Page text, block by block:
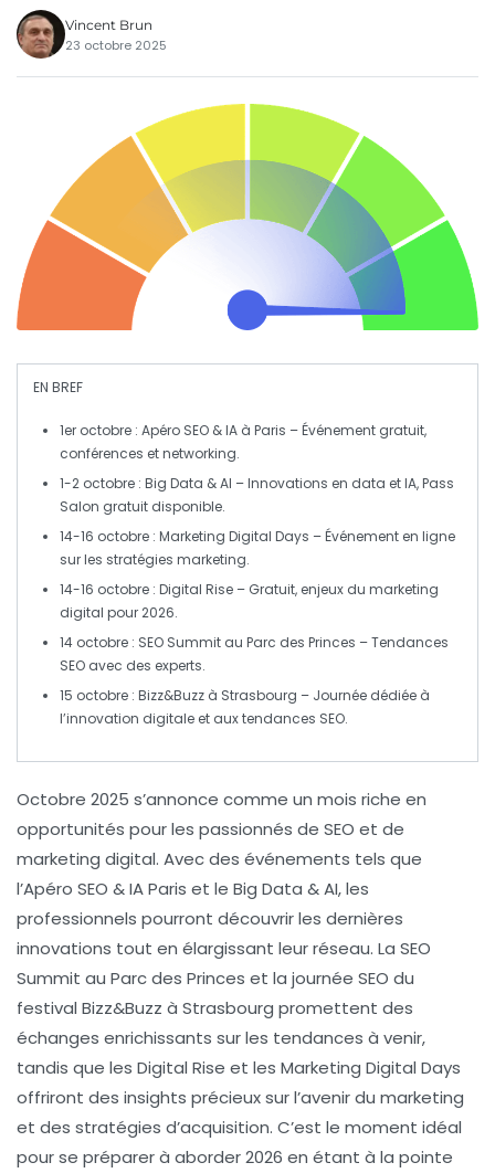
Vincent Brun
23 octobre 2025
EN BREF
1er octobre : Apéro SEO & IA à Paris – Événement gratuit,
conférences et networking.
1-2 octobre : Big Data & AI – Innovations en data et IA, Pass
Salon gratuit disponible.
14-16 octobre : Marketing Digital Days – Événement en ligne
sur les stratégies marketing.
14-16 octobre : Digital Rise – Gratuit, enjeux du marketing
digital pour 2026.
14 octobre : SEO Summit au Parc des Princes – Tendances
SEO avec des experts.
15 octobre : Bizz&Buzz à Strasbourg – Journée dédiée à
l’innovation digitale et aux tendances SEO.
Octobre 2025 s’annonce comme un mois riche en
opportunités pour les passionnés de SEO et de
marketing digital. Avec des événements tels que
l’Apéro SEO & IA Paris et le Big Data & AI, les
professionnels pourront découvrir les dernières
innovations tout en élargissant leur réseau. La SEO
Summit au Parc des Princes et la journée SEO du
festival Bizz&Buzz à Strasbourg promettent des
échanges enrichissants sur les tendances à venir,
tandis que les Digital Rise et les Marketing Digital Days
offriront des insights précieux sur l’avenir du marketing
et des stratégies d’acquisition. C’est le moment idéal
pour se préparer à aborder 2026 en étant à la pointe